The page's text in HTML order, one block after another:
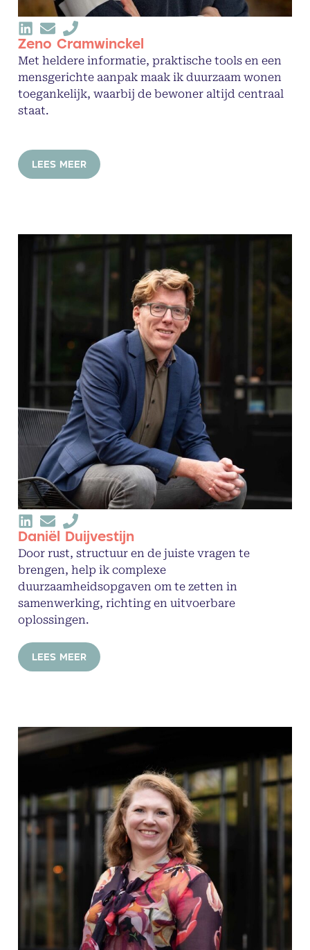
Zeno Cramwinckel
Met heldere informatie, praktische tools en een
mensgerichte aanpak maak ik duurzaam wonen
toegankelijk, waarbij de bewoner altijd centraal
staat.
LEES MEER
Daniël Duijvestijn
Door rust, structuur en de juiste vragen te
brengen, help ik complexe
duurzaamheidsopgaven om te zetten in
samenwerking, richting en uitvoerbare
oplossingen.
LEES MEER